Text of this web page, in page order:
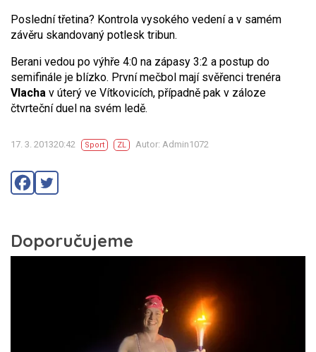
Poslední třetina? Kontrola vysokého vedení a v samém
závěru skandovaný potlesk tribun.
Berani vedou po výhře 4:0 na zápasy 3:2 a postup do
semifinále je blízko. První mečbol mají svěřenci trenéra
Vlacha v úterý ve Vítkovicích, případně pak v záloze
čtvrteční duel na svém ledě.
17. 3. 201320:42 Sport ZL Autor: Admin1072